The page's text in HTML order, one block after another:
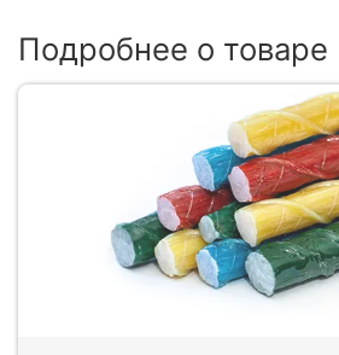
Подробнее о товаре